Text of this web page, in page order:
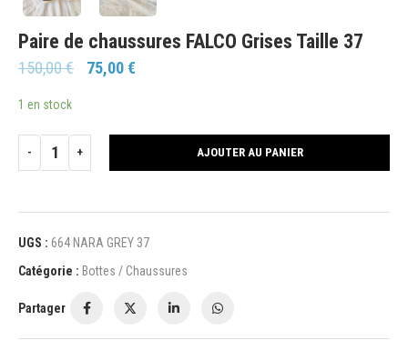
Paire de chaussures FALCO Grises Taille 37
150,00€ 75,00€
1 en stock
AJOUTER AU PANIER
UGS : 664 NARA GREY 37
Catégorie : Bottes / Chaussures
Partager